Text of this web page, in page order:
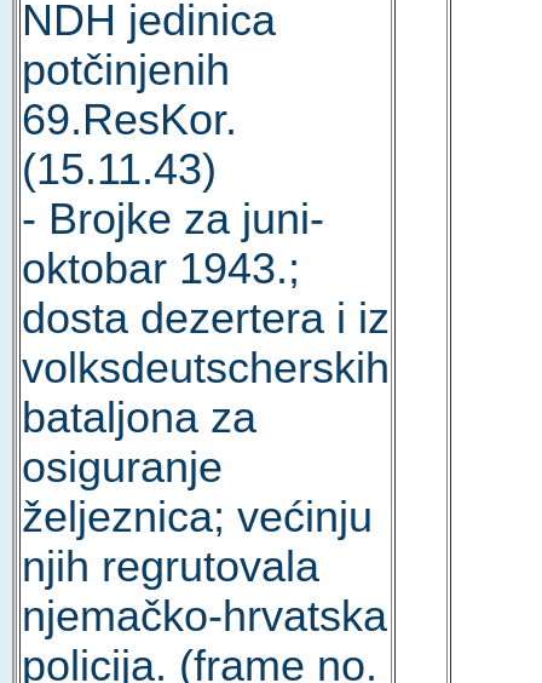
NDH jedinica
potčinjenih
69.ResKor.
(15.11.43)
- Brojke za juni-
oktobar 1943.;
dosta dezertera i iz
volksdeutscherskih
bataljona za
osiguranje
željeznica; većinju
njih regrutovala
njemačko-hrvatska
policija. (frame no.